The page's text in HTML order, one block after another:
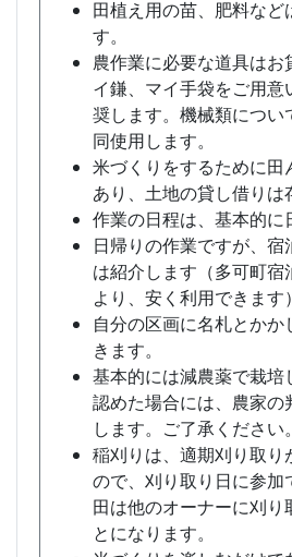
田植え用の苗、肥料など
す。
農作業に必要な道具はお
イ鎌、マイ手袋をご用意
奨します。機械類につい
同使用します。
米づくりをするために田
あり、土地の貸し借りは
作業の日程は、基本的に
日帰りの作業ですが、
は紹介します（多可町宿
より、安く利用できます
自分の区画に名札とか
きます。
基本的には減農薬で栽培
認めた場合には、農家の
します。ご了承ください。
稲刈りは、適期刈り取り
ので、刈り取り日に参加
田は他のオーナーに刈り
とになります。